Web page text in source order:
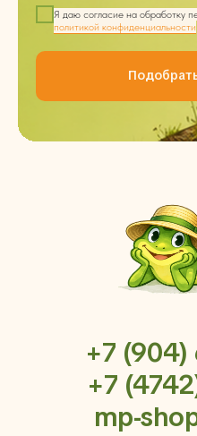
Я даю согласие на обработку
политикой конфиденциальности
+7 (904)
+7
mp-